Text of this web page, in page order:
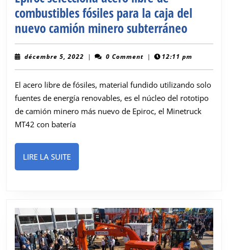
combustibles fósiles para la caja del
nuevo camión minero subterráneoEpiroc
acero
libre
de
fósiles
camión
minero
décembre 5, 2022 décembre
| 0 Comment | 12:11 pm
El acero libre de fósiles, material fundido utilizando solo
fuentes de energía renovables, es el núcleo del rototipo
de camión minero más nuevo de Epiroc, el Minetruck
MT42 con batería
LIRE LA SUITELIRE
LA